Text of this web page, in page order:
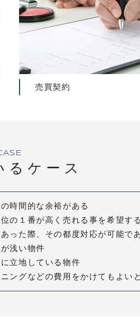
売買契約
るケース
時間的な余裕がある
の１番が高く売れる事を希望する
った際、その都度対応が可能で
浅い物件
立地している物件
ングなどの費用をかけてもよい